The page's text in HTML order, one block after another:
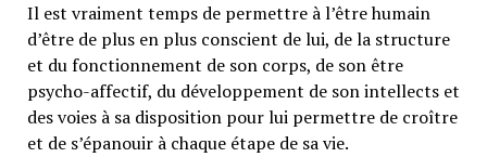
Il est vraiment temps de permettre à l’être humain
d’être de plus en plus conscient de lui, de la structure
et du fonctionnement de son corps, de son être
psycho-affectif, du développement de son intellects et
des voies à sa disposition pour lui permettre de croître
et de s’épanouir à chaque étape de sa vie.